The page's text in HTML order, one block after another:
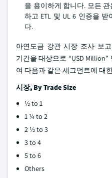
을 용이하게 합니다. 모든
하고 ETL 및 UL 6 인증을
다.
아연도금 강관 시장 조사 보
기간을 대상으로 “USD
여 다음과 같은 세그먼트에 대
시장, By Trade Size
½ to 1
1 ¼ to 2
2 ½ to 3
3 to 4
5 to 6
Others